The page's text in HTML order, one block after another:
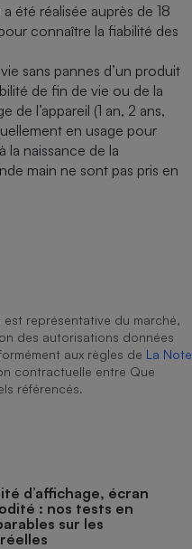
été réalisée auprès de 18
connaître la fiabilité des
sans pannes d’un produit
de fin de vie ou de la
de l’appareil (1 an, 2 ans,
en usage pour
la naissance de la
main ne sont pas pris en
représentative du marché,
des autorisations données
aux règles de La Note
contractuelle entre Que
référencés.
d’affichage, écran
: nos tests en
sur les